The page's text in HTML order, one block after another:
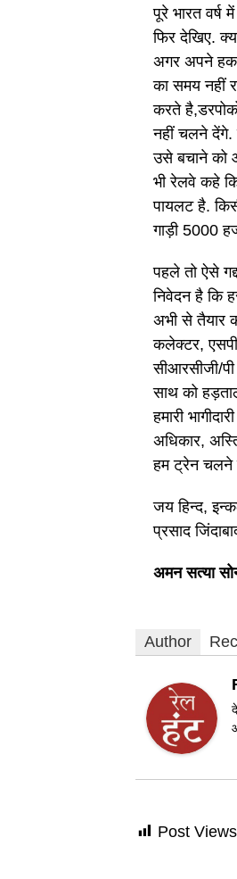
पूरे भारत वर्ष
फिर देखिए.
अगर अपने हक
का समय नहीं
करते
नहीं चलने
उसे बचाने को
भी रेलवे कहे
पायलट है.
गाड़ी 5000
पहले तो ऐसे
निवेदन है कि
अभी से तैयार
कलेक्टर,
सीआरसीजी/
साथ को
हमारी
अधिकार,
हम ट्रेन चलने
जय हिन्द,
प्रसाद
अमन सत्या
Author
Post